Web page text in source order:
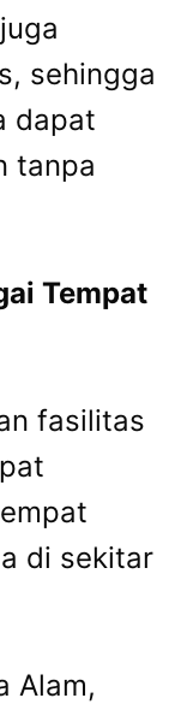
sehingga
dapat
tanpa
Tempat
fasilitas
di sekitar
Alam,